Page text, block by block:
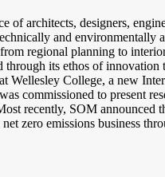
architects, designers,
and environmentally
regional planning to
its ethos of innovation
Wellesley College, a new
commissioned to present
recently, SOM announced
zero emissions business